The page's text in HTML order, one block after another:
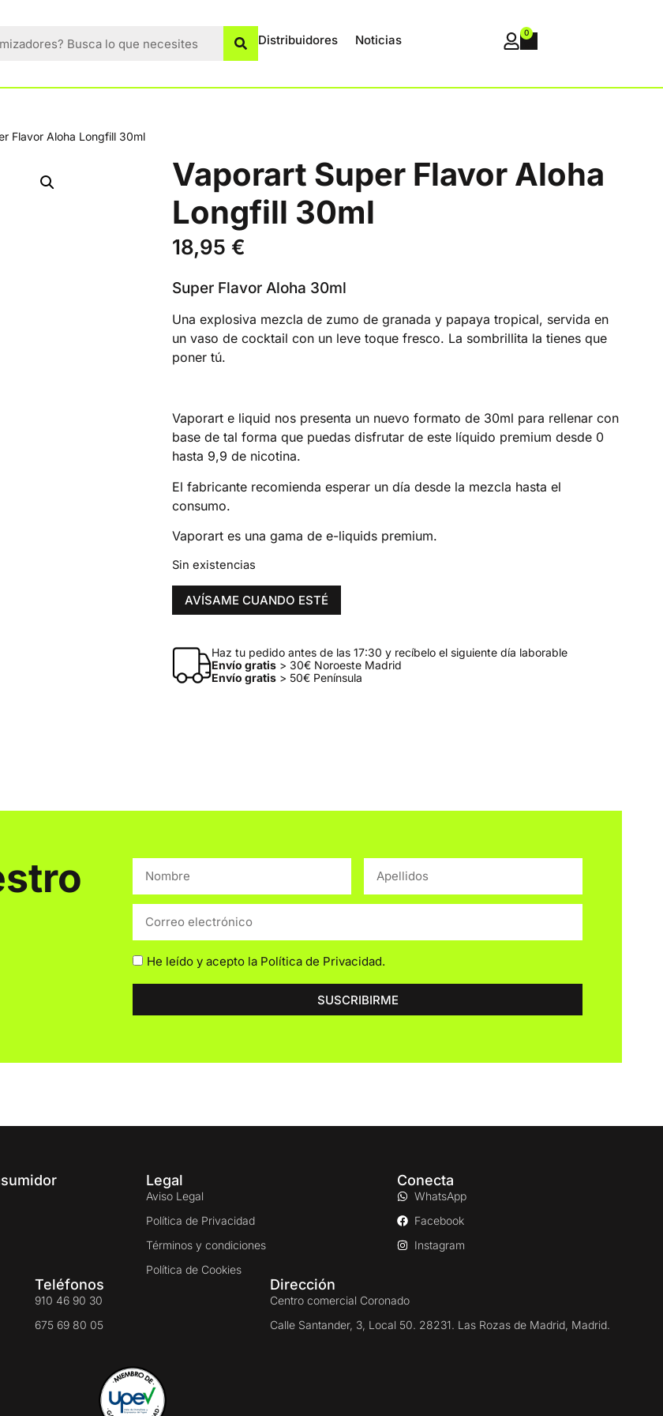
Distribuidores Noticias 0
Flavor Aloha Longfill 30ml
Vaporart Super Flavor Aloha
Longfill 30ml
18,95 €
Super Flavor Aloha 30ml
Una explosiva mezcla de zumo de granada y papaya tropical, servida en
un vaso de cocktail con un leve toque fresco. La sombrillita la tienes que
poner tú.
Vaporart e liquid nos presenta un nuevo formato de 30ml para rellenar con
base de tal forma que puedas disfrutar de este líquido premium desde 0
hasta 9,9 de nicotina.
El fabricante recomienda esperar un día desde la mezcla hasta el
consumo.
Vaporart es una gama de e-liquids premium.
Sin existencias
AVÍSAME CUANDO ESTÉ
Haz tu pedido antes de las 17:30 y recíbelo el siguiente día laborable
Envío gratis> 30€ Noroeste Madrid
Envío gratis> 50€ Península
He leído y acepto la Política de Privacidad.
SUSCRIBIRME
Legal
Aviso Legal
Política de Privacidad
Términos y condiciones
Política de Cookies
Conecta
WhatsApp
Facebook
Instagram
Teléfonos
910 46 90 30
675 69 80 05
Dirección
Centro comercial Coronado
Calle Santander, 3, Local 50. 28231. Las Rozas de Madrid, Madrid.